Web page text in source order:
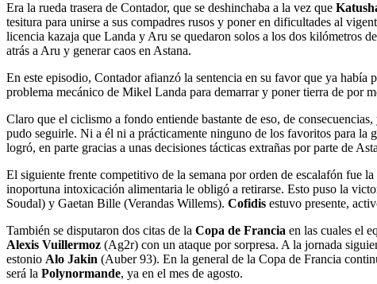
Era la rueda trasera de Contador, que se deshinchaba a la vez que
tesitura para unirse a sus compadres rusos y poner en dificultades al
licencia kazaja que Landa y Aru se quedaron solos a los dos kilómetros
atrás a Aru y generar caos en Astana.
En este episodio, Contador afianzó la sentencia en su favor que ya había
problema mecánico de Mikel Landa para demarrar y poner tierra de por
Claro que el ciclismo a fondo entiende bastante de eso, de
pudo seguirle. Ni a él ni a prácticamente ninguno de los favoritos para la
logró, en parte gracias a unas decisiones tácticas extrañas por parte de
El siguiente frente competitivo de la semana por orden de escalafón fue la
inoportuna intoxicación alimentaria le obligó a retirarse. Esto puso la
Soudal) y Gaetan Bille (Verandas Willems). Cofidis estuvo presente,
También se disputaron dos citas de la Copa de Francia en las cuales el
Alexis Vuillermoz (Ag2r) con un ataque por sorpresa. A la jornada
estonio Alo Jakin (Auber 93). En la general de la Copa de Francia
será la Polynormande, ya en el mes de agosto.